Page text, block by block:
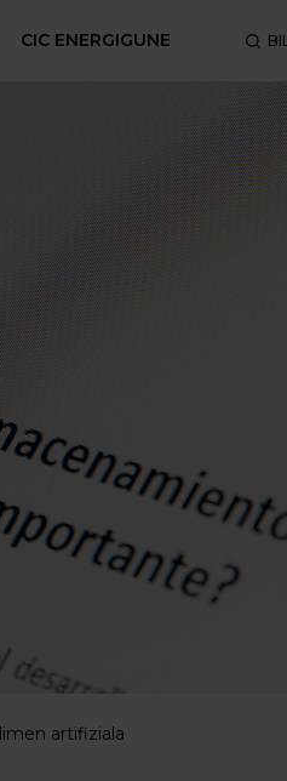
CIC ENERGIGUNE
artifiziala